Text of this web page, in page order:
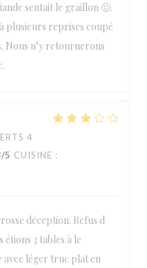
sentait le graillon 🤢.
plusieurs reprises coupé
Nous n’y retournerons
4
/5 CUISINE :
déception. Refus d
3 tables à le
avec léger truc plat en